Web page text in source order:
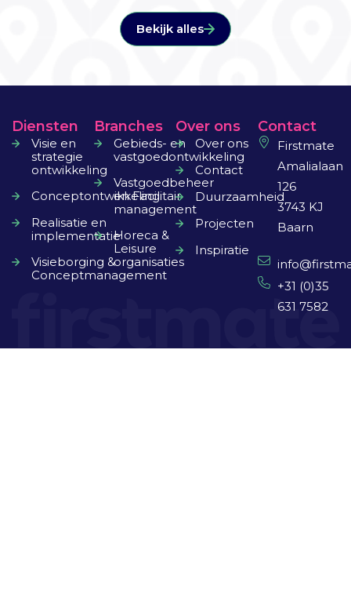
Bekijk alles
Diensten
Visie en
strategie
ontwikkeling
Conceptontwikkeling
Realisatie en
implementatie
Visieborging &
Conceptmanagement
Branches
Gebieds- en
vastgoedontwikkeling
Vastgoedbeheer
en Facilitair
management
Horeca &
Leisure
organisaties
Over ons
Over ons
Contact
Duurzaamheid
Projecten
Inspiratie
Contact
Firstmate
Amalialaan
126
3743 KJ
Baarn
+31 (0)35
631 7582